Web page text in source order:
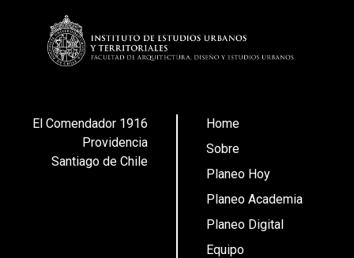
El Comendador 1916
Providencia
Santiago de Chile
Home
Sobre
Planeo Hoy
Planeo Academia
Planeo Digital
Equipo